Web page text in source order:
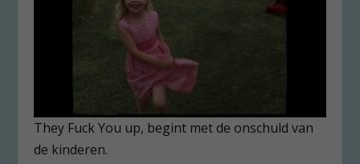
They Fuck You up, begint met de onschuld van
de kinderen.